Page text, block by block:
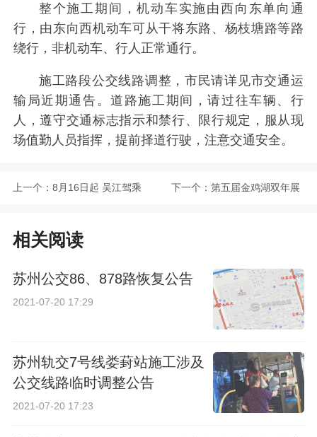
整个施工期间，机动车实施由西向东单向通
行，由东向西机动车可从干将东路、杨枝塘路等路
绕行，非机动车、行人正常通行。
施工路段公交线路调整，市民请详见市交通运
输局近期通告。道路施工期间，请过往车辆、行
人，遵守交通标志指示和禁行、限行规定，服从现
场值勤人员指挥，提前择道行驶，注意交通安全。
上一个： 8月16日起 吴江驾乘 下一个： 第五届金鸡湖双年展
相关阅读
苏州公交86、878路恢复公告
2021-07-20 17:29
苏州轨交7号线娄葑站施工涉及
公交线路临时调整公告
2021-07-20 17:23